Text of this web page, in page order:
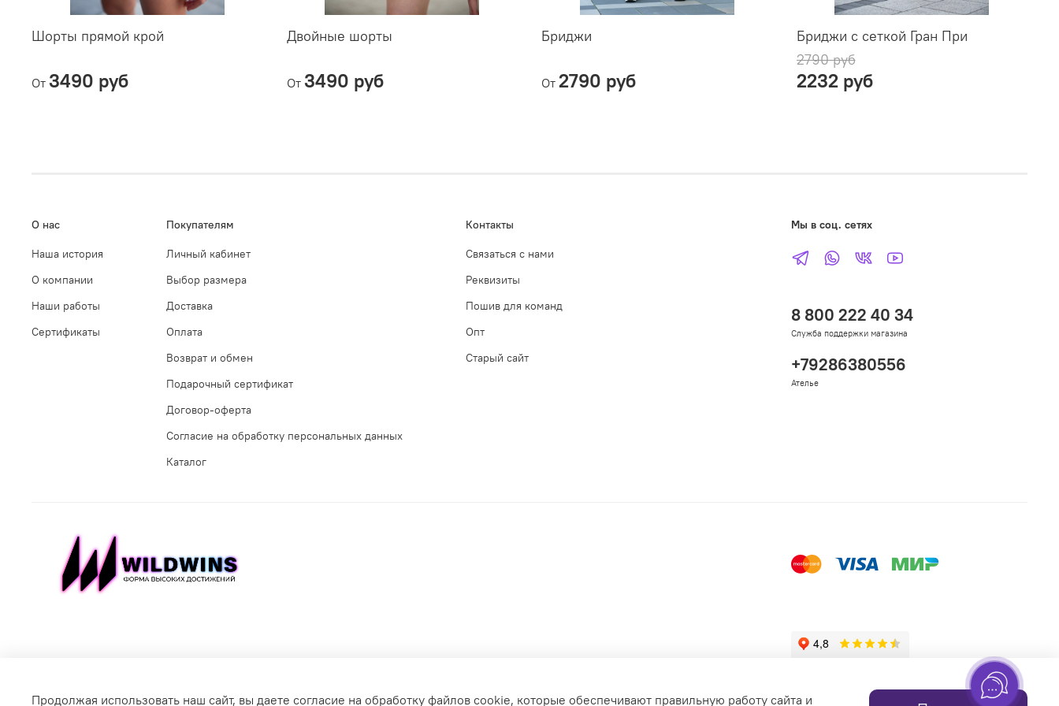
Шорты прямой крой
От 3490 руб
Двойные шорты
От 3490 руб
Бриджи
От 2790 руб
Бриджи с сеткой Гран При
2790 руб
2232 руб
О нас
Наша история
О компании
Наши работы
Сертификаты
Покупателям
Личный кабинет
Выбор размера
Доставка
Оплата
Возврат и обмен
Подарочный сертификат
Договор-оферта
Согласие на обработку персональных данных
Каталог
Контакты
Связаться с нами
Реквизиты
Пошив для команд
Опт
Старый сайт
Мы в соц. сетях
8 800 222 40 34
Служба поддержки магазина
+79286380556
Ателье
Продолжая использовать наш сайт, вы даете согласие на обработку файлов cookie, которые обеспечивают правильную работу сайта и